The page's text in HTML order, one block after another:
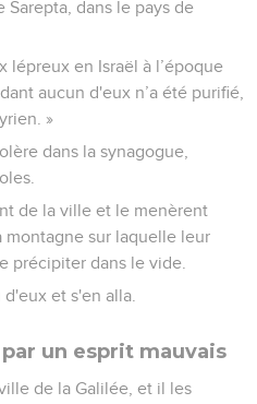
dans le pays de
lépreux en Israël à l’époque
aucun d'eux n’a été purifié,
»
dans la synagogue,
de la ville et le menèrent
montagne sur laquelle leur
précipiter dans le vide.
et s'en alla.
un esprit mauvais
de la Galilée, et il les